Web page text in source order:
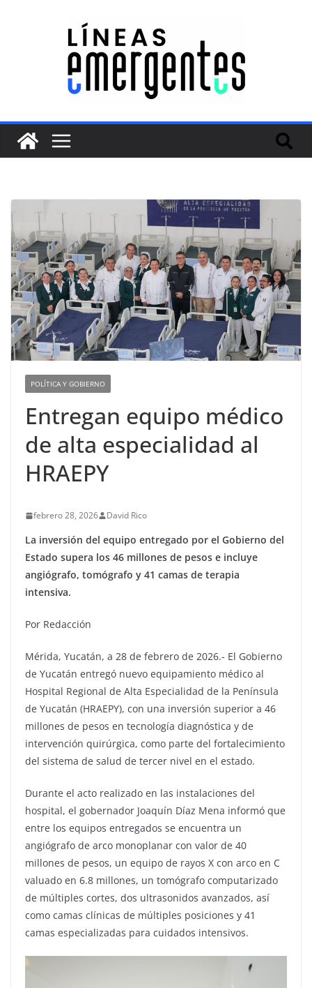
POLÍTICA Y GOBIERNO
Entregan equipo médico
de alta especialidad al
HRAEPY
febrero 28, 2026 David Rico
La inversión del equipo entregado por el Gobierno del
Estado supera los 46 millones de pesos e incluye
angiógrafo, tomógrafo y 41 camas de terapia
intensiva.
Por Redacción
Mérida, Yucatán, a 28 de febrero de 2026.- El Gobierno
de Yucatán entregó nuevo equipamiento médico al
Hospital Regional de Alta Especialidad de la Península
de Yucatán (HRAEPY), con una inversión superior a 46
millones de pesos en tecnología diagnóstica y de
intervención quirúrgica, como parte del fortalecimiento
del sistema de salud de tercer nivel en el estado.
Durante el acto realizado en las instalaciones del
hospital, el gobernador Joaquín Díaz Mena informó que
entre los equipos entregados se encuentra un
angiógrafo de arco monoplanar con valor de 40
millones de pesos, un equipo de rayos X con arco en C
valuado en 6.8 millones, un tomógrafo computarizado
de múltiples cortes, dos ultrasonidos avanzados, así
como camas clínicas de múltiples posiciones y 41
camas especializadas para cuidados intensivos.